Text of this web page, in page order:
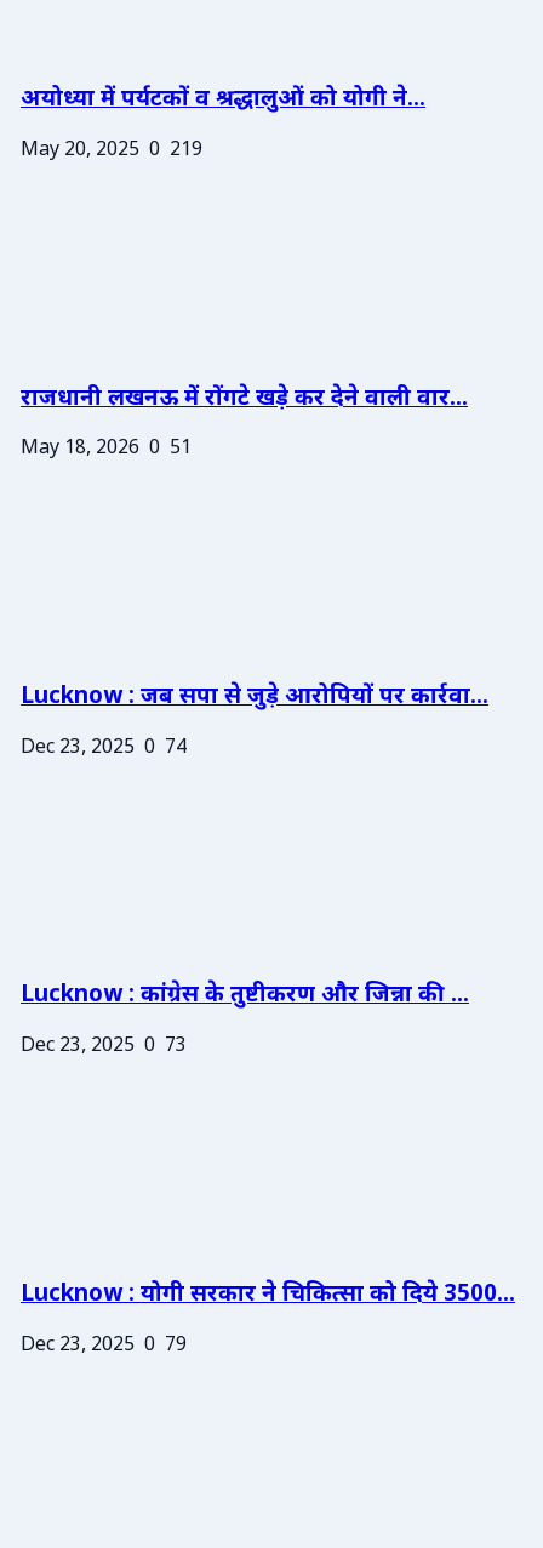
अयोध्या में पर्यटकों व श्रद्धालुओं को योगी ने...
May 20, 2025 0 219
राजधानी लखनऊ में रोंगटे खड़े कर देने वाली वार...
May 18, 2026 0 51
Lucknow : जब सपा से जुड़े आरोपियों पर कार्रवा...
Dec 23, 2025 0 74
Lucknow : कांग्रेस के तुष्टीकरण और जिन्ना की ...
Dec 23, 2025 0 73
Lucknow : योगी सरकार ने चिकित्सा को दिये 3500...
Dec 23, 2025 0 79